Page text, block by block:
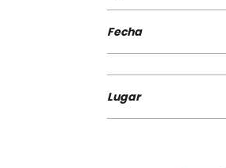
Fecha
Lugar